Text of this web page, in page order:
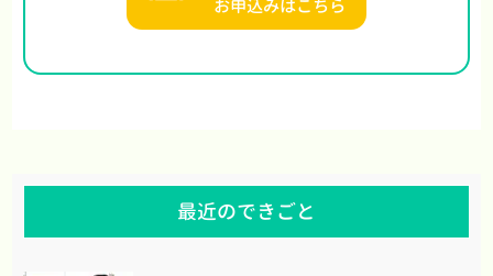
お申込みはこちら
最近のできごと